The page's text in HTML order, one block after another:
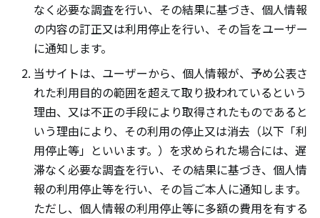
なく必要な調査を行い、その結果に基づき、個人情報
の内容の訂正又は利用停止を行い、その旨をユーザー
に通知します。
当サイトは、ユーザーから、個人情報が、予め公表さ
れた利用目的の範囲を超えて取り扱われているという
理由、又は不正の手段により取得されたものであると
いう理由により、その利用の停止又は消去（以下「利
用停止等」といいます。）を求められた場合には、遅
滞なく必要な調査を行い、その結果に基づき、個人情
報の利用停止等を行い、その旨ご本人に通知します。
ただし、個人情報の利用停止等に多額の費用を有する